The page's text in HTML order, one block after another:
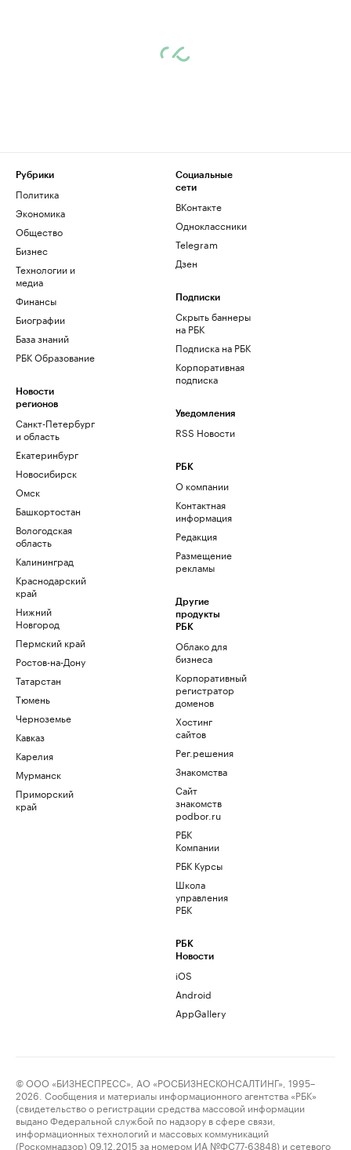
Рубрики
Политика
Экономика
Общество
Бизнес
Технологии и
медиа
Финансы
Биографии
База знаний
РБК Образование
Новости
регионов
Санкт-Петербург
и область
Екатеринбург
Новосибирск
Омск
Башкортостан
Вологодская
область
Калининград
Краснодарский
край
Нижний
Новгород
Пермский край
Ростов-на-Дону
Татарстан
Тюмень
Черноземье
Кавказ
Карелия
Мурманск
Приморский
край
Социальные
сети
ВКонтакте
Одноклассники
Telegram
Дзен
Подписки
Скрыть баннеры
на РБК
Подписка на РБК
Корпоративная
подписка
Уведомления
RSS Новости
РБК
О компании
Контактная
информация
Редакция
Размещение
рекламы
Другие
продукты
РБК
Облако для
бизнеса
Корпоративный
регистратор
доменов
Хостинг
сайтов
Рег.решения
Знакомства
Сайт
знакомств
podbor.ru
РБК
Компании
РБК Курсы
Школа
управления
РБК
РБК
Новости
iOS
Android
AppGallery
© ООО «БИЗНЕСПРЕСС», АО «РОСБИЗНЕСКОНСАЛТИНГ», 1995–
2026. Сообщения и материалы информационного агентства «РБК»
(свидетельство о регистрации средства массовой информации
выдано Федеральной службой по надзору в сфере связи,
информационных технологий и массовых коммуникаций
(Роскомнадзор) 09.12.2015 за номером ИА №ФС77-63848) и сетевого